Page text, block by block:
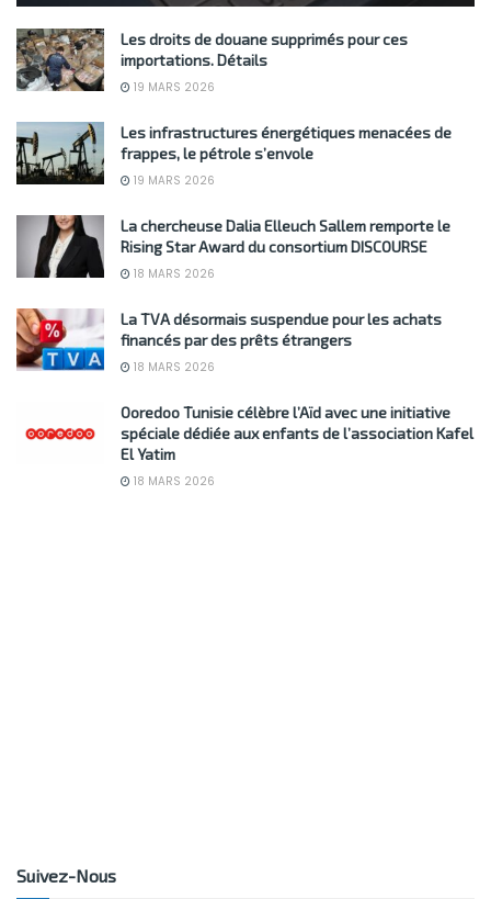
Les droits de douane supprimés pour ces
importations. Détails
19 MARS 2026
Les infrastructures énergétiques menacées de
frappes, le pétrole s’envole
19 MARS 2026
La chercheuse Dalia Elleuch Sallem remporte le
Rising Star Award du consortium DISCOURSE
18 MARS 2026
La TVA désormais suspendue pour les achats
financés par des prêts étrangers
18 MARS 2026
Ooredoo Tunisie célèbre l’Aïd avec une initiative
spéciale dédiée aux enfants de l’association Kafel
El Yatim
18 MARS 2026
Suivez-Nous